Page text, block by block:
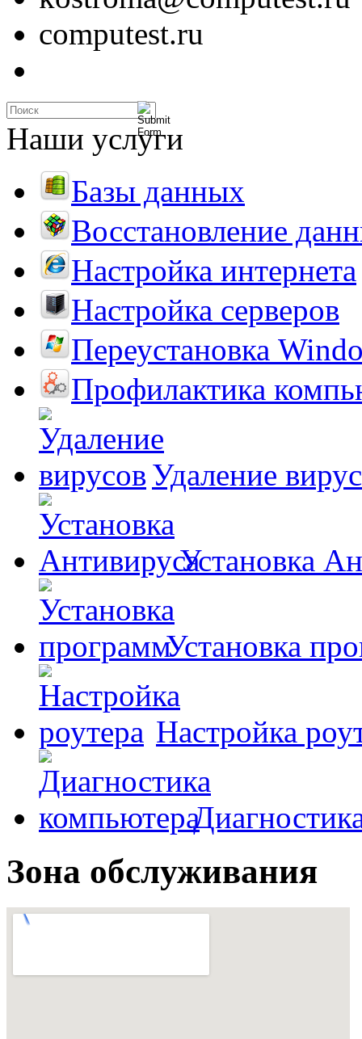
computest.ru
Наши услуги
Базы данных
Восстановление
Настройка интернета
Настройка серверов
Переустановка
Профилактика
Удаление
Установка
Установка
Настройка
Зона обслуживания